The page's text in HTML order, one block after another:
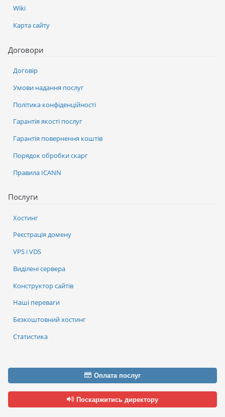
Послуги
Хостинг
Реєстрація домену
VPS і VDS
Виділені сервера
Конструктор сайтів
Наші переваги
Безкоштовний хостинг
Статистика
Wiki
Карта сайту
Договори
Договір
Умови надання послуг
Політика конфіденційності
Гарантія якості послуг
Гарантія повернення коштів
Порядок обробки скарг
Правила ICANN
Оплата послуг
Поскаржитись директору